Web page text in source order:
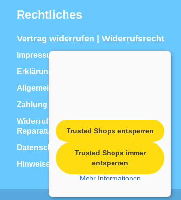
Rechtliches
Vertrag widerrufen | Widerrufsrecht
Impressum
Erklärung zur Barrierefreiheit
Allgemeine Geschäftsbedingungen
Zahlung & Versand
Widerrufsrecht für Dienstleistungen, z.B.
Reparaturen
Datenschutzerklärung
Hinweise zur Batterieentsorgung
Trusted Shops entsperren
Trusted Shops immer
entsperren
Mehr Informationen